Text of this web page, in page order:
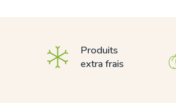
Produits
extra frais